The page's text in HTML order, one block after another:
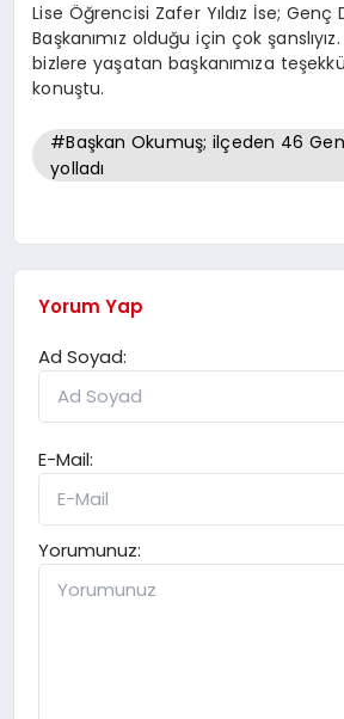
Lise Öğrencisi Zafer Yıldız İse;
Başkanımız olduğu için çok
bizlere yaşatan başkanımıza
konuştu.
#Başkan Okumuş; ilçeden 46
yolladı
Yorum Yap
Ad Soyad:
E-Mail:
Yorumunuz: